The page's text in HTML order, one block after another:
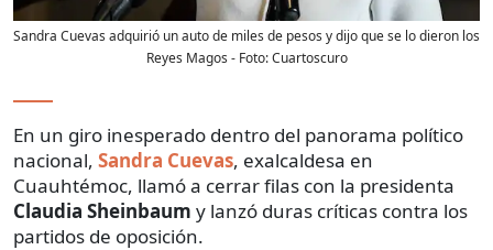
Sandra Cuevas adquirió un auto de miles de pesos y dijo que se lo dieron los
Reyes Magos - Foto:Cuartoscuro
En un giro inesperado dentro del panorama político
nacional, Sandra Cuevas, exalcaldesa en
Cuauhtémoc, llamó a cerrar filas con la presidenta
Claudia Sheinbaum y lanzó duras críticas contra los
partidos de oposición.